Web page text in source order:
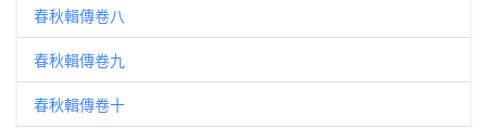
春秋輯傳卷八
春秋輯傳卷九
春秋輯傳卷十